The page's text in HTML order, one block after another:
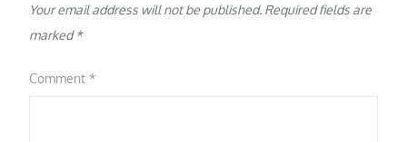
Your email address will not be published. Required fields are
marked*
Comment*